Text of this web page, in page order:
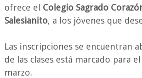
ofrece el Colegio Sagrado
Salesianito, a los jóvenes que
Las inscripciones se encuentran
de las clases está marcado para
marzo.